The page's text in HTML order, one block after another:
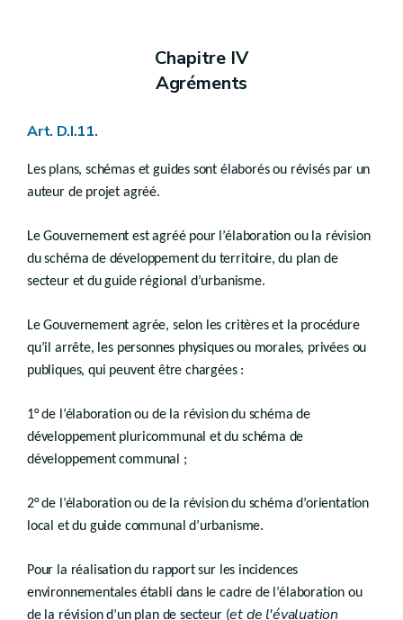
Droit transitoire
Art.
Titre IV
Art.D.V.13
Art.D.V.14
Titre VI
Art.D.V.15
TitreVII
Procédure conjointe périmètre - permis
Art. D.V.16
Chapitre II
Introduction de la demande conjointe - Décret du 13 décembre 2023, art.146
Section 1e (Introduction de la demande de périmètre Décret du 13 décembre 2023, art.147
Art. D.V.16/1
Art. D.V.16/3
Section 2 ( Evaluation conjointe des incidences - Décret du 13 décembre 2023, art.151
Art. D.V.16/4
Art. D.V.16/5
Chapitre III (Instruction de la demande conjointe - Décret du 13 décembre 2023, art. 155
Art. D.V.16/6
Chapitre IV
Agréments
Art. D.I.11.
Les plans, schémas et guides sont élaborés ou révisés par un
auteur de projet agréé.
Le Gouvernement est agréé pour l’élaboration ou la révision
du schéma de développement du territoire, du plan de
secteur et du guide régional d’urbanisme.
Le Gouvernement agrée, selon les critères et la procédure
qu’il arrête, les personnes physiques ou morales, privées ou
publiques, qui peuvent être chargées :
1° de l’élaboration ou de la révision du schéma de
développement pluricommunal et du schéma de
développement communal ;
2° de l’élaboration ou de la révision du schéma d’orientation
local et du guide communal d’urbanisme.
Pour la réalisation du rapport sur les incidences
environnementales établi dans le cadre de l’élaboration ou
de la révision d’un plan de secteur (et de l'évaluation